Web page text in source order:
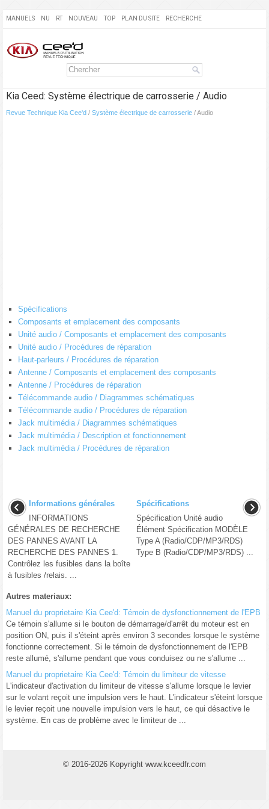
MANUELS NU RT NOUVEAU TOP PLAN DU SITE RECHERCHE
Kia Ceed: Système électrique de carrosserie / Audio
Revue Technique Kia Cee'd / Système électrique de carrosserie / Audio
Spécifications
Composants et emplacement des composants
Unité audio / Composants et emplacement des composants
Unité audio / Procédures de réparation
Haut-parleurs / Procédures de réparation
Antenne / Composants et emplacement des composants
Antenne / Procédures de réparation
Télécommande audio / Diagrammes schématiques
Télécommande audio / Procédures de réparation
Jack multimédia / Diagrammes schématiques
Jack multimédia / Description et fonctionnement
Jack multimédia / Procédures de réparation
Informations générales
INFORMATIONS
GÉNÉRALES DE RECHERCHE
DES PANNES AVANT LA
RECHERCHE DES PANNES 1.
Contrôlez les fusibles dans la boîte
à fusibles /relais. ...
Spécifications
Spécification Unité audio
Élément Spécification MODÈLE
Type A (Radio/CDP/MP3/RDS)
Type B (Radio/CDP/MP3/RDS) ...
Autres materiaux:
Manuel du proprietaire Kia Cee'd: Témoin de dysfonctionnement de l'EPB
Ce témoin s'allume si le bouton de démarrage/d'arrêt du moteur est en
position ON, puis il s'éteint après environ 3 secondes lorsque le système
fonctionne correctement. Si le témoin de dysfonctionnement de l'EPB
reste allumé, s'allume pendant que vous conduisez ou ne s'allume ...
Manuel du proprietaire Kia Cee'd: Témoin du limiteur de vitesse
L'indicateur d'activation du limiteur de vitesse s'allume lorsque le levier
sur le volant reçoit une impulsion vers le haut. L'indicateur s'éteint lorsque
le levier reçoit une nouvelle impulsion vers le haut, ce qui désactive le
système. En cas de problème avec le limiteur de ...
© 2016-2026 Kopyright www.kceedfr.com